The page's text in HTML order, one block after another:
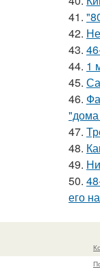
41.
42.
43.
44. 1
45.
46.
47.
48.
49.
50.
его